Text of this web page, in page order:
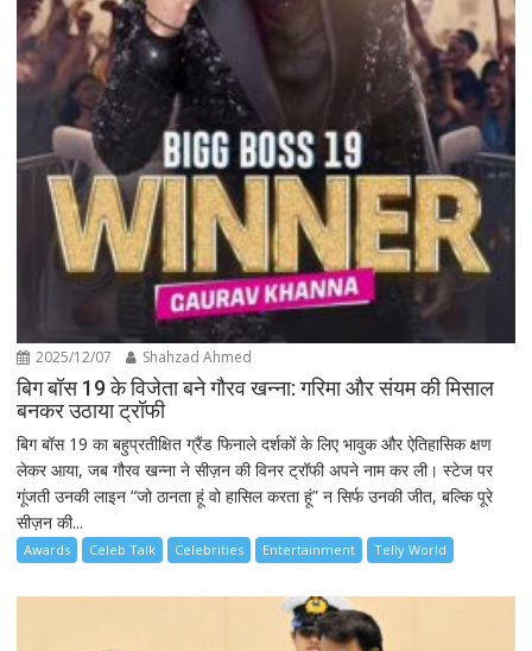
2025/12/07 Shahzad Ahmed
बिग बॉस 19 के विजेता बने गौरव खन्ना: गरिमा और संयम की मिसाल
बनकर उठाया ट्रॉफी
बिग बॉस 19 का बहुप्रतीक्षित ग्रैंड फिनाले दर्शकों के लिए भावुक और ऐतिहासिक क्षण
लेकर आया, जब गौरव खन्ना ने सीज़न की विनर ट्रॉफी अपने नाम कर ली। स्टेज पर
गूंजती उनकी लाइन “जो ठानता हूं वो हासिल करता हूं” न सिर्फ उनकी जीत, बल्कि पूरे
सीज़न की...
Awards Celeb Talk Celebrities Entertainment Telly World